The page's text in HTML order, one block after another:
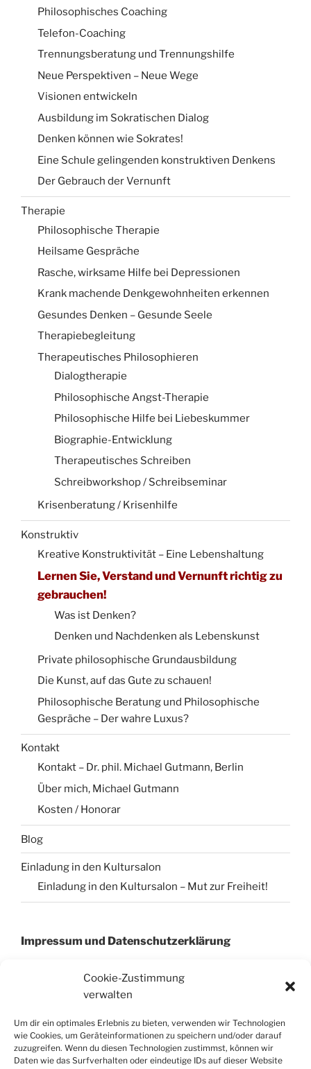
Cookie-Zustimmung
verwalten
Um dir ein optimales Erlebnis zu bieten, verwenden wir Technologien
wie Cookies, um Geräteinformationen zu speichern und/oder darauf
zuzugreifen. Wenn du diesen Technologien zustimmst, können wir
Daten wie das Surfverhalten oder eindeutige IDs auf dieser Website
Philosophisches Coaching
Telefon-Coaching
Trennungsberatung und Trennungshilfe
Neue Perspektiven – Neue Wege
Visionen entwickeln
Ausbildung im Sokratischen Dialog
Denken können wie Sokrates!
Eine Schule gelingenden konstruktiven Denkens
Der Gebrauch der Vernunft
Therapie
Philosophische Therapie
Heilsame Gespräche
Rasche, wirksame Hilfe bei Depressionen
Krank machende Denkgewohnheiten erkennen
Gesundes Denken – Gesunde Seele
Therapiebegleitung
Therapeutisches Philosophieren
Dialogtherapie
Philosophische Angst-Therapie
Philosophische Hilfe bei Liebeskummer
Biographie-Entwicklung
Therapeutisches Schreiben
Schreibworkshop / Schreibseminar
Krisenberatung / Krisenhilfe
Konstruktiv
Kreative Konstruktivität – Eine Lebenshaltung
Lernen Sie, Verstand und Vernunft richtig zu
gebrauchen!
Was ist Denken?
Denken und Nachdenken als Lebenskunst
Private philosophische Grundausbildung
Die Kunst, auf das Gute zu schauen!
Philosophische Beratung und Philosophische
Gespräche – Der wahre Luxus?
Kontakt
Kontakt – Dr. phil. Michael Gutmann, Berlin
Über mich, Michael Gutmann
Kosten / Honorar
Blog
Einladung in den Kultursalon
Einladung in den Kultursalon – Mut zur Freiheit!
Impressum und Datenschutzerklärung
Cookie-Richtinie (EU)